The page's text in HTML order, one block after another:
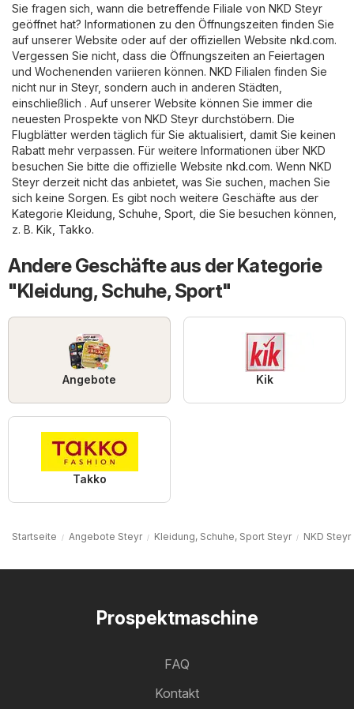
Sie fragen sich, wann die betreffende Filiale von NKD Steyr
geöffnet hat? Informationen zu den Öffnungszeiten finden Sie
auf unserer Website oder auf der offiziellen Website nkd.com.
Vergessen Sie nicht, dass die Öffnungszeiten an Feiertagen
und Wochenenden variieren können. NKD Filialen finden Sie
nicht nur in Steyr, sondern auch in anderen Städten,
einschließlich . Auf unserer Website können Sie immer die
neuesten Prospekte von NKD Steyr durchstöbern. Die
Flugblätter werden täglich für Sie aktualisiert, damit Sie keinen
Rabatt mehr verpassen. Für weitere Informationen über NKD
besuchen Sie bitte die offizielle Website nkd.com. Wenn NKD
Steyr derzeit nicht das anbietet, was Sie suchen, machen Sie
sich keine Sorgen. Es gibt noch weitere Geschäfte aus der
Kategorie Kleidung, Schuhe, Sport , die Sie besuchen können,
z. B. Kik Takko.
Andere Geschäfte aus der Kategorie
"Kleidung, Schuhe, Sport"
Angebote Kik
Takko
Startseite Angebote Steyr Kleidung, Schuhe, Sport Steyr NKD Steyr
Prospektmaschine
FAQ
Kontakt